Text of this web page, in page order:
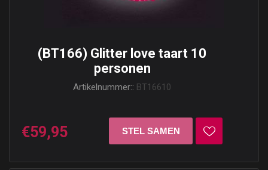
(BT166) Glitter love taart 10
personen
Artikelnummer:: BT16610
€59,95